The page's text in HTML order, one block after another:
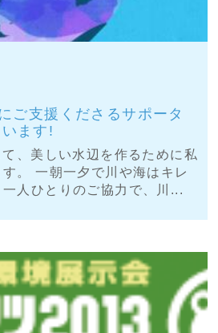
ご支援くださるサポータ
ます!
、美しい水辺を作るために私
。 一朝一夕で川や海はキレ
人ひとりのご協力で、川...